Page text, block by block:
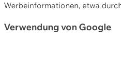
Werbeinformationen, etwa
Verwendung von Google